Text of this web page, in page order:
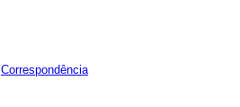
Correspondência